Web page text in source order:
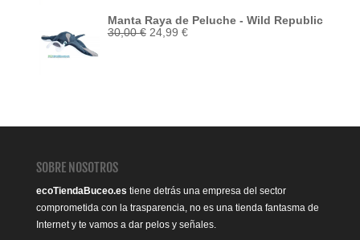
21,00 €.15,99 €.
Manta Raya de Peluche - Wild Republic
30,00€ El
24,99 €El
SOBRE NOSOTROS
ecoTiendaBuceo.es tiene detrás una empresa del sector
comprometida con la trasparencia, no es una tienda fantasma de
Internet y te vamos a dar pelos y señales.